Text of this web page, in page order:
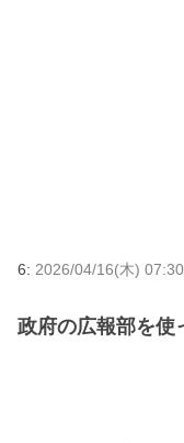
6: 2026/04/16(木)
政府の広報部を使